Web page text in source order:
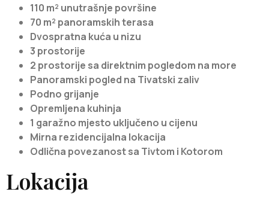
110 m² unutrašnje površine
70 m² panoramskih terasa
Dvospratna kuća u nizu
3 prostorije
2 prostorije sa direktnim pogledom na more
Panoramski pogled na Tivatski zaliv
Podno grijanje
Opremljena kuhinja
1 garažno mjesto uključeno u cijenu
Mirna rezidencijalna lokacija
Odlična povezanost sa Tivtom i Kotorom
Lokacija